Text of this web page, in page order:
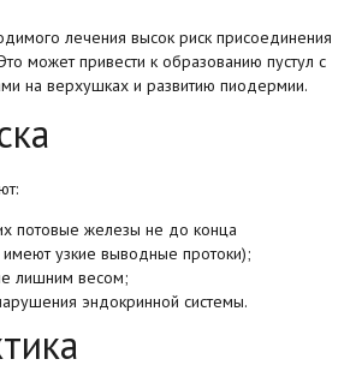
лечения высок риск присоединения
может привести к образованию пустул с
на верхушках и развитию пиодермии.
потовые железы не до конца
узкие выводные протоки);
лишним весом;
эндокринной системы.